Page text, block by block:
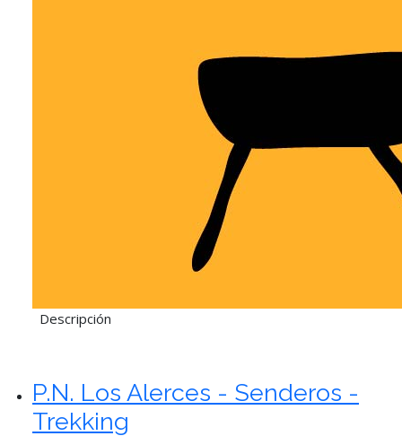
Descripción
P.N. Los Alerces - Senderos -
Trekking